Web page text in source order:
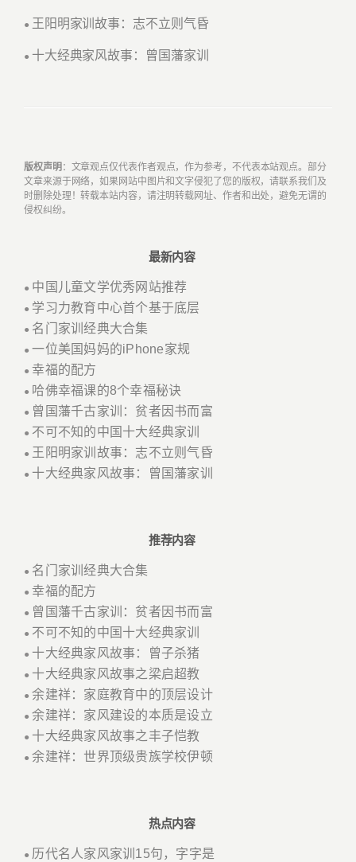
● 王阳明家训故事：志不立则气昏
● 十大经典家风故事：曾国藩家训
版权声明 ：文章观点仅代表作者观点，作为参考，不代表本站观点。部分
文章来源于网络，如果网站中图片和文字侵犯了您的版权，请联系我们及
时删除处理！转载本站内容，请注明转载网址、作者和出处，避免无谓的
侵权纠纷。
最新内容
● 中国儿童文学优秀网站推荐
● 学习力教育中心首个基于底层
● 名门家训经典大合集
●一位美国妈妈的iPhone家规
●幸福的配方
● 哈佛幸福课的8个幸福秘诀
● 曾国藩千古家训：贫者因书而富
● 不可不知的中国十大经典家训
● 王阳明家训故事：志不立则气昏
● 十大经典家风故事：曾国藩家训
推荐内容
● 名门家训经典大合集
●幸福的配方
● 曾国藩千古家训：贫者因书而富
● 不可不知的中国十大经典家训
● 十大经典家风故事：曾子杀猪
● 十大经典家风故事之梁启超教
●余建祥：家庭教育中的顶层设计
●余建祥：家风建设的本质是设立
● 十大经典家风故事之丰子恺教
●余建祥：世界顶级贵族学校伊顿
热点内容
● 历代名人家风家训15句，字字是